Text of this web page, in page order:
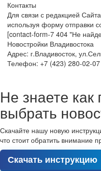
Контакты
Для связи с редакцией
используя форму отправки
[contact-form-7 404 "Не
Новостройки Владивостока
Адрес: г.Владивосток,
Телефон: +7 (423) 280-02-07
Не знаете как
выбрать
Скачайте нашу новую
что стоит обратить внимание
Скачать инструкцию